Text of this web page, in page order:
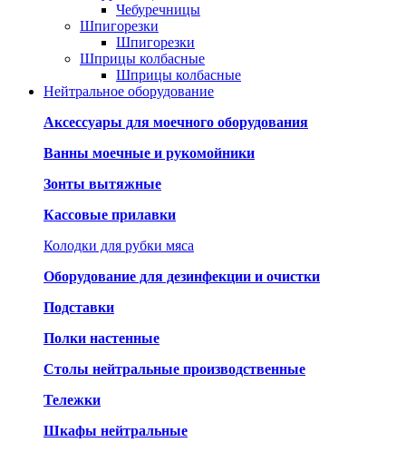
Чебуречницы
Шпигорезки
Шпигорезки
Шприцы колбасные
Шприцы колбасные
Нейтральное оборудование
Аксессуары для моечного оборудования
Ванны моечные и рукомойники
Зонты вытяжные
Кассовые прилавки
Колодки для рубки мяса
Оборудование для дезинфекции и очистки
Подставки
Полки настенные
Столы нейтральные производственные
Тележки
Шкафы нейтральные